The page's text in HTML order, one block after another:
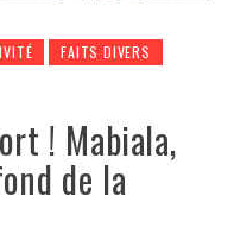
FAITS DIVERS
! Mabiala,
de la